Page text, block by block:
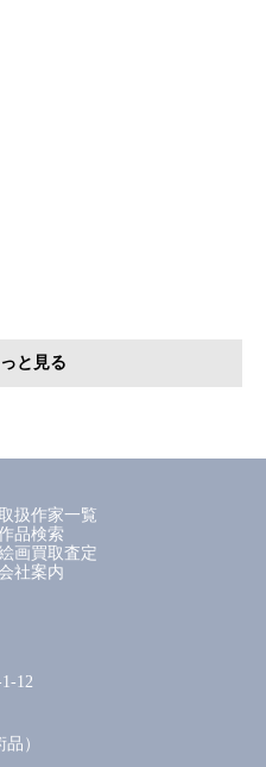
と見る
扱作家一覧
品検索
画買取査定
社案内
12
）